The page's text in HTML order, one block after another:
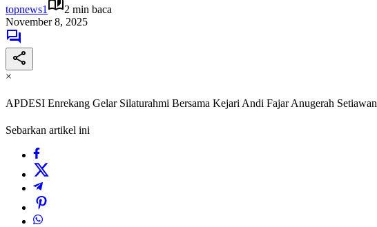
topnews1
2 min baca
November 8, 2025
×
APDESI Enrekang Gelar Silaturahmi Bersama Kejari Andi Fajar Anugerah Setiawan
Sebarkan artikel ini